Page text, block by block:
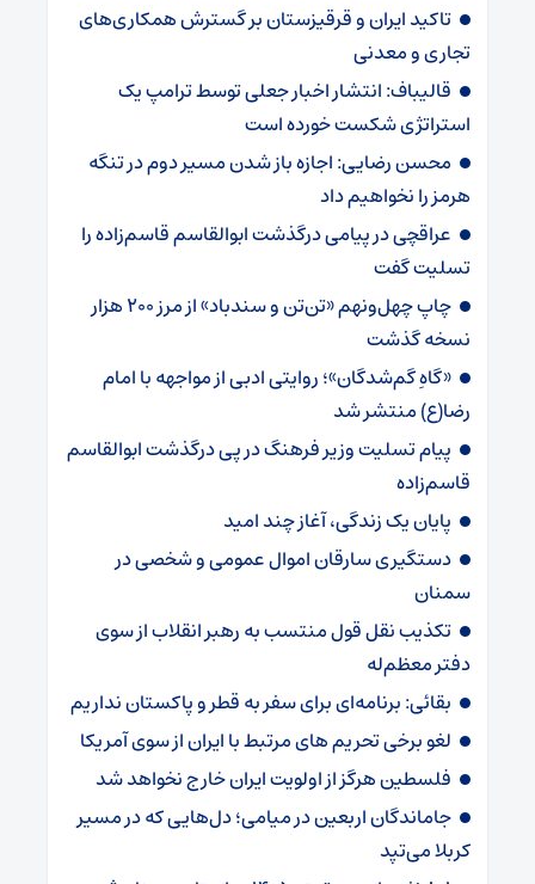
تاکید ایران و قرقیزستان بر گسترش همکاری‌های
تجاری و معدنی
قالیباف: انتشار اخبار جعلی توسط ترامپ یک
استراتژی شکست خورده است
محسن رضایی: اجازه باز شدن مسیر دوم در تنگه
هرمز را نخواهیم داد
عراقچی در پیامی درگذشت ابوالقاسم قاسم‌زاده را
تسلیت گفت
چاپ چهل‌ونهم «تن‌تن و سندباد» از مرز ۲۰۰ هزار
نسخه گذشت
«گاهِ گم‌شدگان»؛ روایتی ادبی از مواجهه با امام
رضا(ع) منتشر شد
پیام تسلیت وزیر فرهنگ در پی درگذشت ابوالقاسم
قاسم‌زاده
پایان یک زندگی، آغاز چند امید
دستگیری سارقان اموال عمومی و شخصی در
سمنان
تکذیب نقل قول منتسب به رهبر انقلاب از سوی
دفتر معظم‌له
بقائی: برنامه‌ای برای سفر به قطر و پاکستان نداریم
لغو برخی تحریم های مرتبط با ایران از سوی آمریکا
فلسطین هرگز از اولویت ایران خارج نخواهد شد
جاماندگان اربعین در میامی؛ دل‌هایی که در مسیر
کربلا می‌تپد